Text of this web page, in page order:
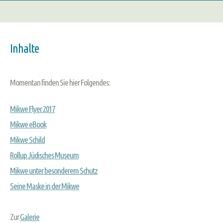
Inhalte
Momentan finden Sie hier Folgendes:
Mikwe Flyer 2017
Mikwe eBook
Mikwe Schild
Rollup Jüdisches Museum
Mikwe unter besonderem Schutz
Seine Maske in der Mikwe
ZurGalerie